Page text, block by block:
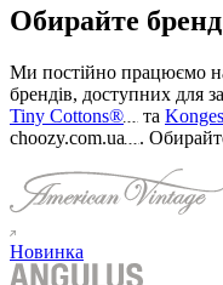
Обирайте
Ми постійно працюємо
брендів, доступних для
Tiny Cottons®
та
choozy.com.ua
.
Новинка